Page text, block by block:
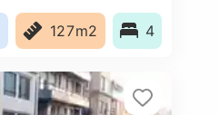
127m2 4